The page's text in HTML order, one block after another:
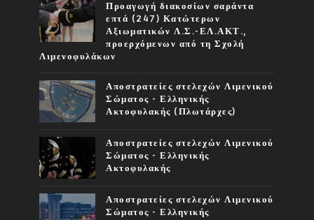
Προαγωγή διακοσίων σαράντα
επτά (247) Κατώτερων
Αξιωματικών Λ.Σ.-ΕΛ.ΑΚΤ.,
προερχόμενων από τη Σχολή
Λιμενοφυλάκων
Αποστρατείες στελεχών Λιμενικού
Σώματος - Ελληνικής
Ακτοφυλακής (Πλωτάρχες)
Αποστρατείες στελεχών Λιμενικού
Σώματος - Ελληνικής
Ακτοφυλακής
Αποστρατείες στελεχών Λιμενικού
Σώματος - Ελληνικής